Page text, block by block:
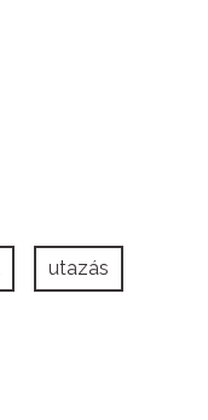
utazás